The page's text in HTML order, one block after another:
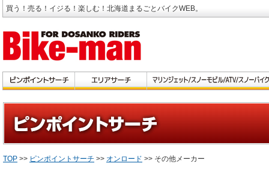
買う！売る！イジる！楽しむ！北海道まるごとバイクWEB。
TOP >> ピンポイントサーチ >> オンロード >> その他メーカー